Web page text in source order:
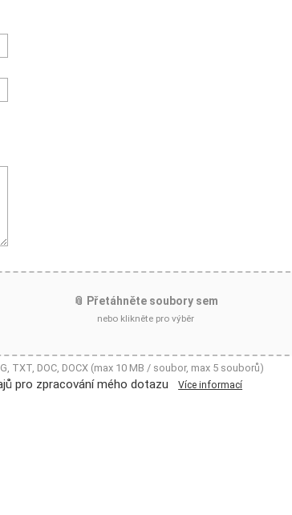
📎 Přetáhněte soubory sem
nebo klikněte pro výběr
TXT, DOC, DOCX (max 10 MB / soubor, max 5 souborů)
pro zpracování mého dotazu Více informací